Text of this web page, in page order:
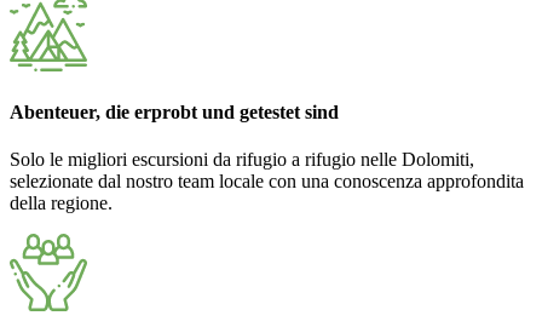
Abenteuer, die erprobt und getestet sind
Solo le migliori escursioni da rifugio a rifugio nelle Dolomiti,
selezionate dal nostro team locale con una conoscenza approfondita
della regione.